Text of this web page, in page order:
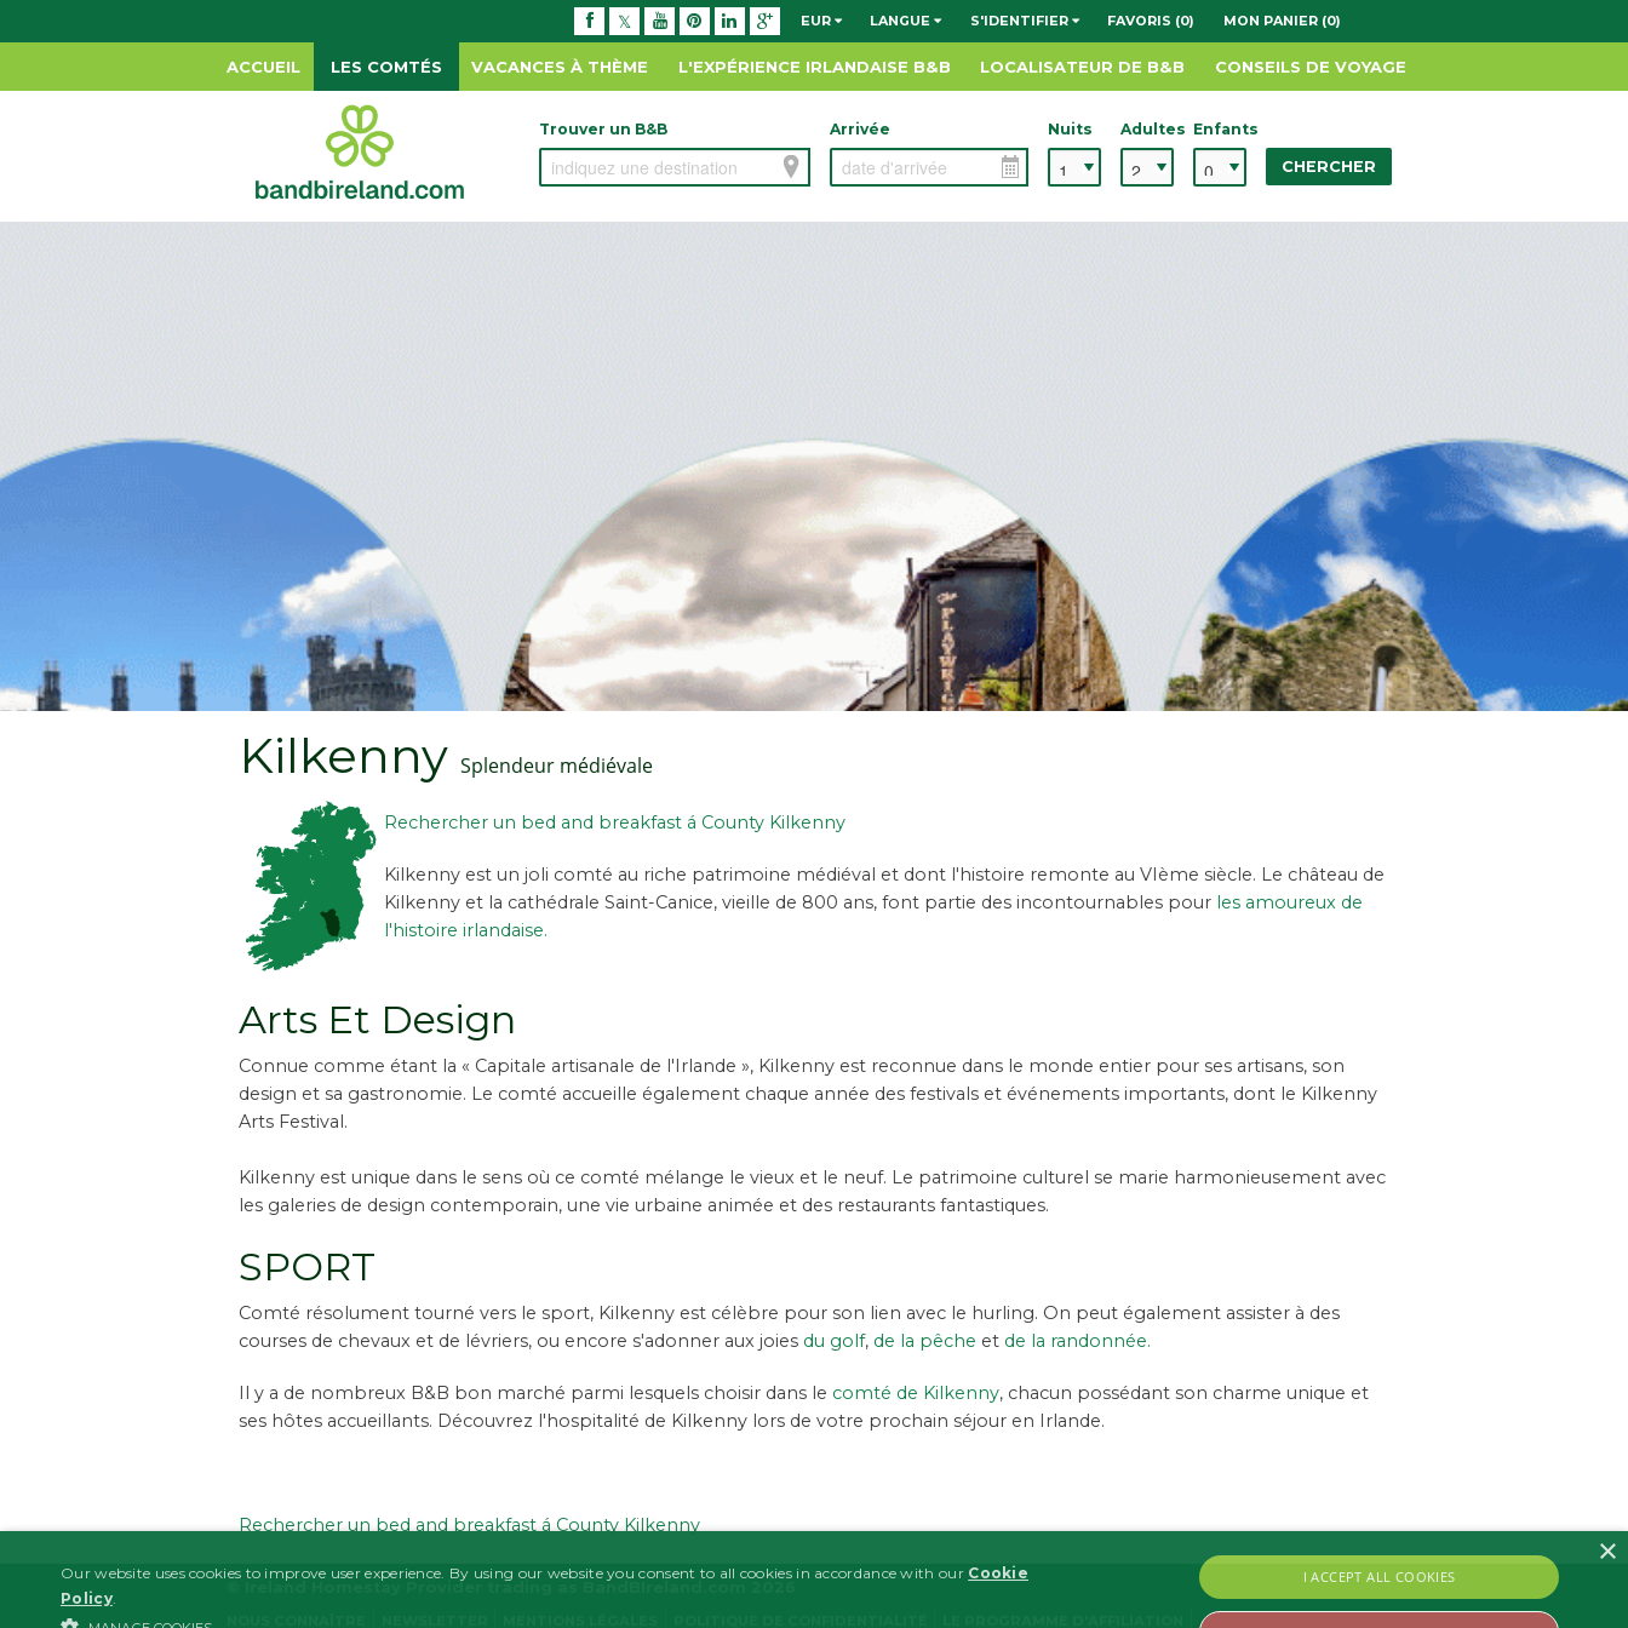
EUR LANGUE S'IDENTIFIER FAVORIS (0) MON PANIER (0)
ACCUEIL LES COMTÉS VACANCES À THÈME L'EXPÉRIENCE IRLANDAISE B&B LOCALISATEUR DE B&B CONSEILS DE VOYAGE
Trouver un B&B Arrivée Nuits Adultes Enfants
CHERCHER
Kilkenny Splendeur médiévale
Rechercher un bed and breakfast á County Kilkenny
Kilkenny est un joli comté au riche patrimoine médiéval et dont l'histoire remonte au VIème siècle. Le château de
Kilkenny et la cathédrale Saint-Canice, vieille de 800 ans, font partie des incontournables pour les amoureux de
l'histoire irlandaise.
Arts Et Design
Connue comme étant la « Capitale artisanale de l'Irlande », Kilkenny est reconnue dans le monde entier pour ses artisans, son
design et sa gastronomie. Le comté accueille également chaque année des festivals et événements importants, dont le Kilkenny
Arts Festival.
Kilkenny est unique dans le sens où ce comté mélange le vieux et le neuf. Le patrimoine culturel se marie harmonieusement avec
les galeries de design contemporain, une vie urbaine animée et des restaurants fantastiques.
SPORT
Comté résolument tourné vers le sport, Kilkenny est célèbre pour son lien avec le hurling. On peut également assister à des
courses de chevaux et de lévriers, ou encore s'adonner aux joies du golf, de la pêche et de la randonnée.
Il y a de nombreux B&B bon marché parmi lesquels choisir dans le comté de Kilkenny, chacun possédant son charme unique et
ses hôtes accueillants. Découvrez l'hospitalité de Kilkenny lors de votre prochain séjour en Irlande.
Rechercher un bed and breakfast á County Kilkenny
×
Our website uses cookies to improve user experience. By using our website you consent to all cookies in accordance with our Cookie
Policy.
I ACCEPT ALL COOKIES